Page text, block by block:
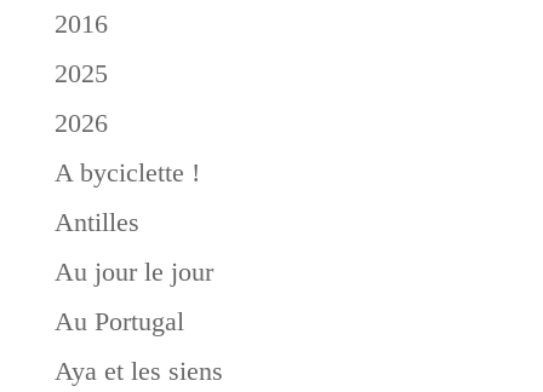
2016
2025
2026
A byciclette !
Antilles
Au jour le jour
Au Portugal
Aya et les siens